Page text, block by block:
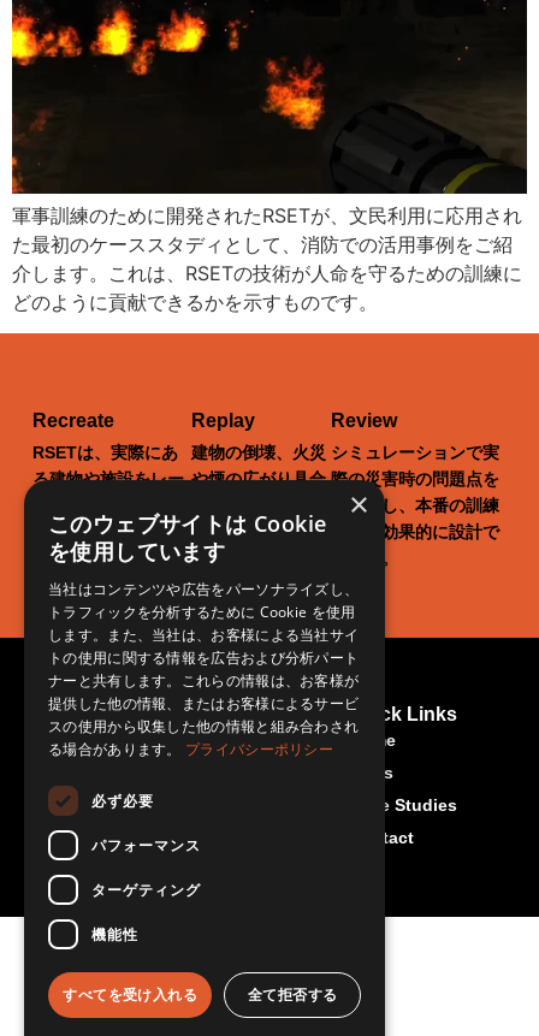
軍事訓練のために開発されたRSETが、文民利用に応用され
た最初のケーススタディとして、消防での活用事例をご紹
介します。これは、RSETの技術が人命を守るための訓練に
どのように貢献できるかを示すものです。
Recreate
RSETは、実際にあ
る建物や施設をレー
ザースキャンし、バ
ーチャル世界に再現
します。
Replay
建物の倒壊、火災
や煙の広がり具合
リアルに再現でき
ます。
Review
シミュレーションで実
際の災害時の問題点を
洗い出し、本番の訓練
をより効果的に設計で
きます。
More About Us
Rset-Japan.com
Quick Links
Home
News
Case Studies
Contact
Contact Us
info@rset-
×
このウェブサイトは Cookie
を使用しています
当社はコンテンツや広告をパーソナライズし、
トラフィックを分析するために Cookie を使用
します。また、当社は、お客様による当社サイ
トの使用に関する情報を広告および分析パート
ナーと共有します。これらの情報は、お客様が
提供した他の情報、またはお客様によるサービ
スの使用から収集した他の情報と組み合わされ
る場合があります。 プライバシーポリシー
必ず必要
パフォーマンス
ターゲティング
機能性
すべてを受け入れる 全て拒否する